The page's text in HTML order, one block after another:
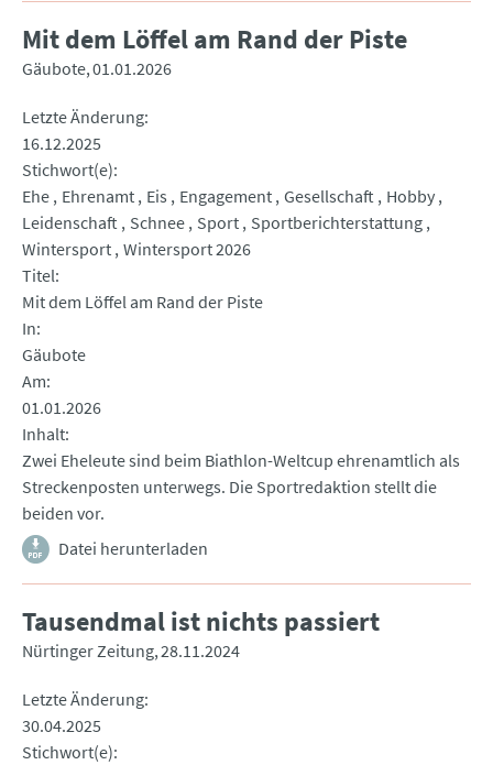
Mit dem Löffel am Rand der Piste
Gäubote 01.01.2026
Letzte Änderung
16.12.2025
Stichwort(e)
Ehe Ehrenamt Eis Engagement Gesellschaft Hobby
Leidenschaft Schnee Sport Sportberichterstattung
Wintersport Wintersport 2026
Titel
Mit dem Löffel am Rand der Piste
In
Gäubote
Am
01.01.2026
Inhalt
Zwei Eheleute sind beim Biathlon-Weltcup ehrenamtlich als
Streckenposten unterwegs. Die Sportredaktion stellt die
beiden vor.
Datei herunterladen
Tausendmal ist nichts passiert
Nürtinger Zeitung 28.11.2024
Letzte Änderung
30.04.2025
Stichwort(e)